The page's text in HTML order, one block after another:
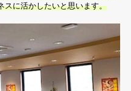
スに活かしたいと思います。